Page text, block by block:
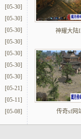
[05-30]
[05-30]
[05-30]
[05-30]
[05-30]
[05-30]
[05-30]
[05-21]
[05-11]
[05-08]
神耀大陆
传奇sf网